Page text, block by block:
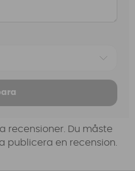
recensioner. Du måste
publicera en recension.